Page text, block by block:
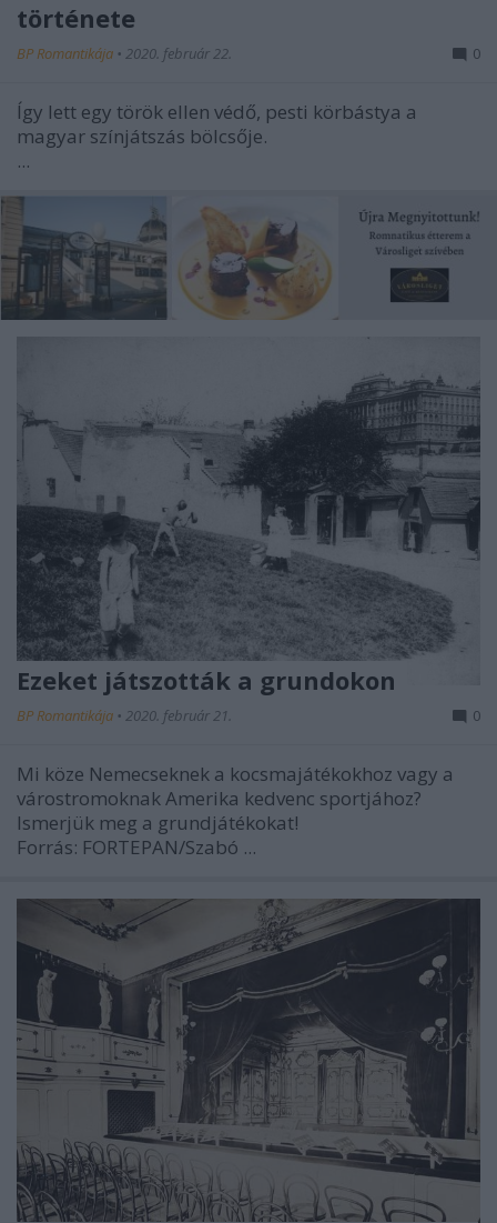
története
BP Romantikája • 2020. február 22. 0
Így lett egy török ellen védő, pesti körbástya a
magyar színjátszás bölcsője.
...
Ezeket játszották a grundokon
BP Romantikája • 2020. február 21. 0
Mi köze Nemecseknek a kocsmajátékokhoz vagy a
várostromoknak Amerika kedvenc sportjához?
Ismerjük meg a grundjátékokat!
Forrás: FORTEPAN/Szabó ...